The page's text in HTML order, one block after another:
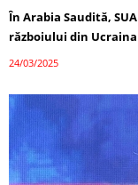
În Arabia Saudită,
războiului din Ucraina
24/03/2025